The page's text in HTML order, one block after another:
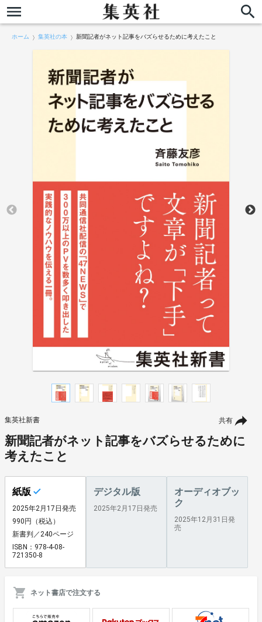
ホーム 集英社の本 新聞記者がネット記事をバズらせるために考えたこと
共有
集英社新書
新聞記者がネット記事をバズらせるために
考えたこと
紙版
2025年2月17日発売
990円（税込）
新書判／240ページ
ISBN：978-4-08-
721350-8
デジタル版
2025年2月17日発売
オーディオブッ
ク
2025年12月31日発
売
ネット書店で注文する